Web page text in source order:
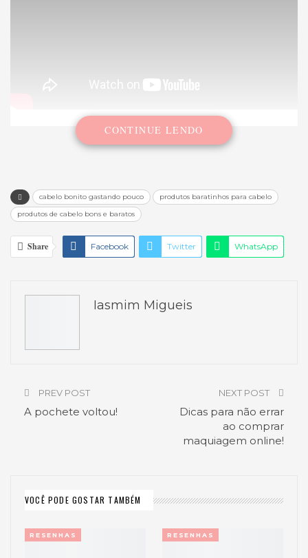
CONTINUE LENDO
cabelo bonito gastando pouco
produtos baratinhos para cabelo
produtos de cabelo bons e baratos
Share Facebook Twitter WhatsApp
Iasmim Migueis
PREV POST
A pochete voltou!
NEXT POST
Dicas para não errar
ao comprar
maquiagem online!
VOCÊ PODE GOSTAR TAMBÉM
RESENHAS RESENHAS